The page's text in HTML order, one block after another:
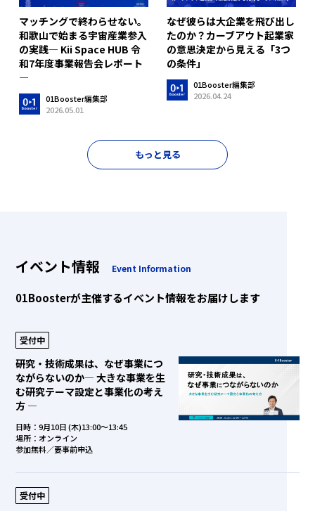
マッチングで終わらせない。
和歌山で始まる宇宙産業参入
の実践― Kii Space HUB 令
和7年度事業報告会レポート
―
01Booster編集部
2026.05.01
なぜ彼らは大企業を飛び出し
たのか？カーブアウト起業家
の意思決定から見える「3つ
の条件」
01Booster編集部
2026.04.24
もっと見る
イベント情報 Event Information
01Boosterが主催するイベント情報をお届けします
受付中
研究・技術成果は、なぜ事業につ
ながらないのか― 大きな事業を生
む研究テーマ設定と事業化の考え
方 ―
日時：9月10日 (木)13:00～13:45
場所：オンライン
参加無料／要事前申込
受付中